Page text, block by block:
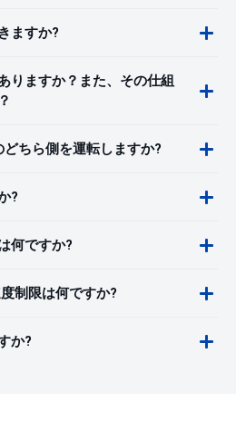
ますか?
りますか？また、その仕組
ちら側を運転しますか?
?
何ですか?
制限は何ですか?
か?